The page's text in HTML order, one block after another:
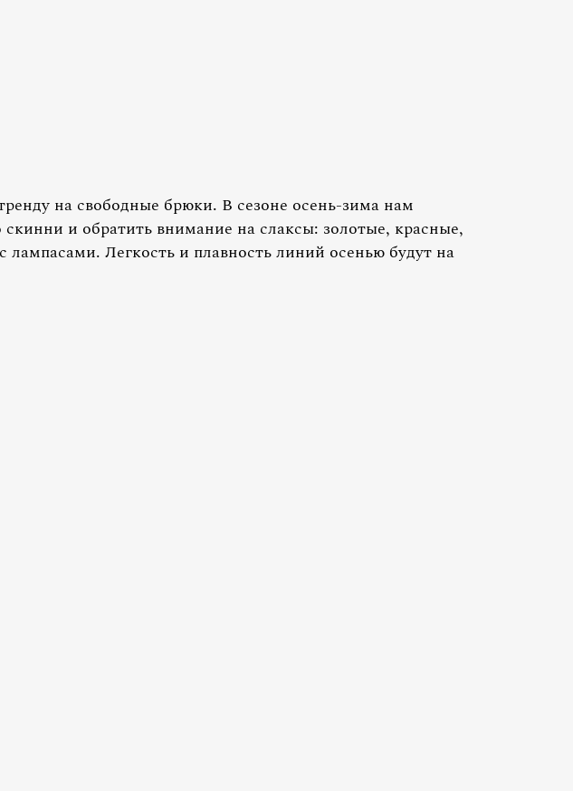
на свободные брюки. В сезоне осень-зима нам
скинни и обратить внимание на слаксы: золотые, красные,
лампасами. Легкость и плавность линий осенью будут на